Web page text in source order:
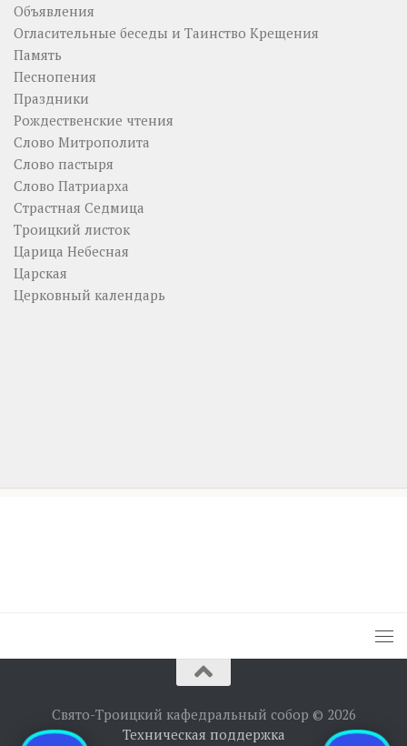
Объявления
Огласительные беседы и Таинство Крещения
Память
Песнопения
Праздники
Рождественские чтения
Слово Митрополита
Слово пастыря
Слово Патриарха
Страстная Седмица
Троицкий листок
Царица Небесная
Царская
Церковный календарь
Свято-Троицкий кафедральный собор © 2026
Техническая поддержка